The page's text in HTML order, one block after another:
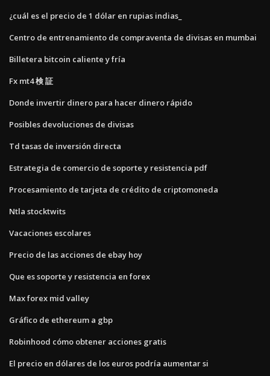
¿cuál es el precio de 1 dólar en rupias indias_
Centro de entrenamiento de compraventa de divisas en mumbai
Billetera bitcoin caliente y fría
Fx mt4 検 証
Donde invertir dinero para hacer dinero rápido
Posibles devoluciones de divisas
Td tasas de inversión directa
Estrategia de comercio de soporte y resistencia pdf
Procesamiento de tarjeta de crédito de criptomoneda
Ntla stocktwits
Vacaciones escolares
Precio de las acciones de ebay hoy
Que es soporte y resistencia en forex
Max forex mid valley
Gráfico de ethereum a gbp
Robinhood cómo obtener acciones gratis
El precio en dólares de los euros podría aumentar si